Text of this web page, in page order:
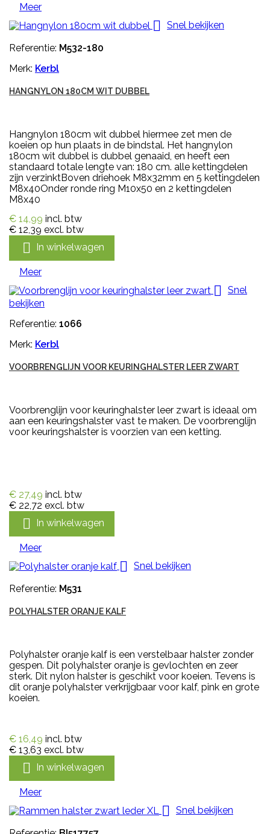
Meer
 Snel bekijken
Referentie: M532-180
Merk: Kerbl
HANGNYLON 180CM WIT DUBBEL
Hangnylon 180cm wit dubbel hiermee zet men de
koeien op hun plaats in de bindstal. Het hangnylon
180cm wit dubbel is dubbel genaaid, en heeft een
standaard totale lengte van: 180 cm. alle kettingdelen
zijn verzinktBoven driehoek M8x32mm en 5 kettingdelen
M8x40Onder ronde ring M10x50 en 2 kettingdelen
M8x40
€ 14,99 incl. btw
€ 12,39 excl. btw
 In winkelwagen
Meer
 Snel
bekijken
Referentie: 1066
Merk: Kerbl
VOORBRENGLIJN VOOR KEURINGHALSTER LEER ZWART
Voorbrenglijn voor keuringhalster leer zwart is ideaal om
aan een keuringshalster vast te maken. De voorbrenglijn
voor keuringshalster is voorzien van een ketting.
€ 27,49 incl. btw
€ 22,72 excl. btw
 In winkelwagen
Meer
 Snel bekijken
Referentie: M531
POLYHALSTER ORANJE KALF
Polyhalster oranje kalf is een verstelbaar halster zonder
gespen. Dit polyhalster oranje is gevlochten en zeer
sterk. Dit nylon halster is geschikt voor koeien. Tevens is
dit oranje polyhalster verkrijgbaar voor kalf, pink en grote
koeien.
€ 16,49 incl. btw
€ 13,63 excl. btw
 In winkelwagen
Meer
 Snel bekijken